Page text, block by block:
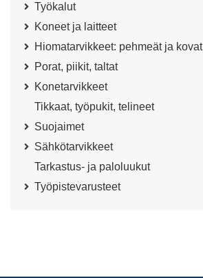
Työkalut
Koneet ja laitteet
Hiomatarvikkeet: pehmeät ja kovat
Porat, piikit, taltat
Konetarvikkeet
Tikkaat, työpukit, telineet
Suojaimet
Sähkötarvikkeet
Tarkastus- ja paloluukut
Työpistevarusteet